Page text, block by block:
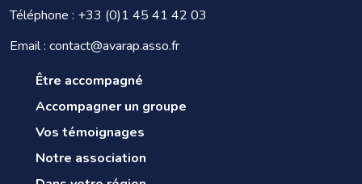
Téléphone : +33 (0)1 45 41 42 03
Email : contact@avarap.asso.fr
Être accompagné
Accompagner un groupe
Vos témoignages
Notre association